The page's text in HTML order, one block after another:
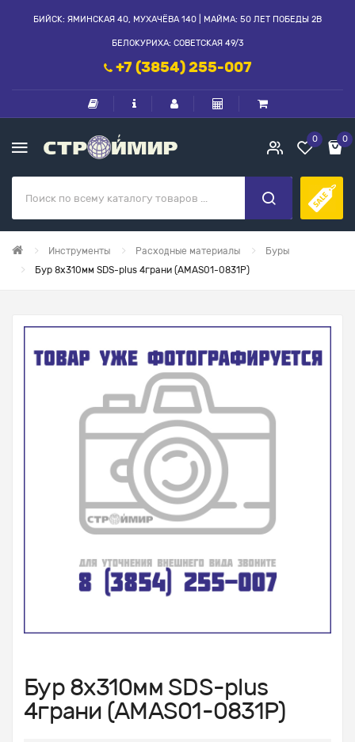
БИЙСК: ЯМИНСКАЯ 40, МУХАЧЁВА 140 | МАЙМА: 50 ЛЕТ ПОБЕДЫ 2В
БЕЛОКУРИХА: СОВЕТСКАЯ 49/3
+7 (3854) 255-007
0 0
Инструменты Расходные материалы
Буры
Бур 8х310мм SDS-plus 4грани (AMAS01-0831P)
Бур 8х310мм SDS-plus
4грани (AMAS01-0831P)